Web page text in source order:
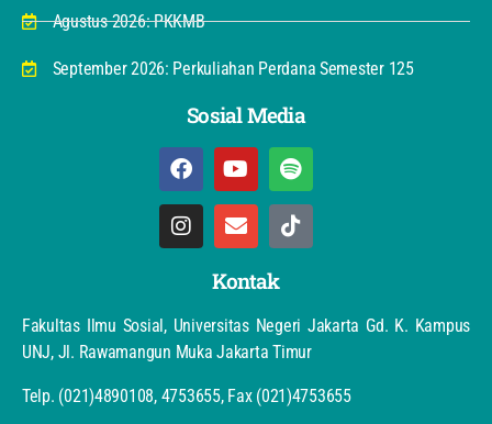
Agustus 2026: PKKMB
September 2026: Perkuliahan Perdana Semester 125
Sosial Media
Kontak
Fakultas Ilmu Sosial, Universitas Negeri Jakarta Gd. K. Kampus
UNJ, Jl. Rawamangun Muka Jakarta Timur
Telp. (021)4890108, 4753655, Fax (021)4753655